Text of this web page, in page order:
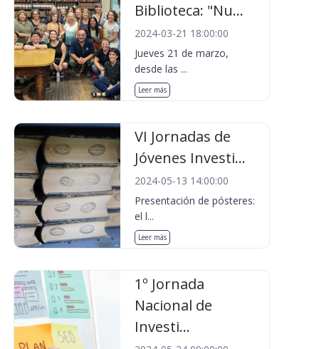
Biblioteca: "Nu...
2024-03-21 18:00:00
Jueves 21 de marzo,
desde las ...
Leer más
VI Jornadas de
Jóvenes Investi...
2024-05-13 14:00:00
Presentación de pósteres:
el l...
Leer más
1º Jornada
Nacional de
Investi...